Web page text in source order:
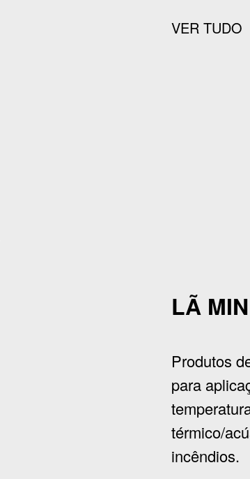
VER TUDO
LÃ
Produtos
para
térmico/
incêndios.